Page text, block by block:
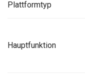
Plattformtyp
Hauptfunktion